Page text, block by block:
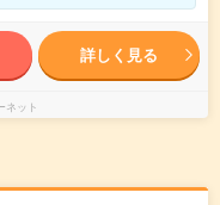
詳しく見る
ネット